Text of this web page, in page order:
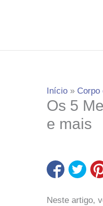
conteúdo
Início Corpo
Os 5
e mais
Neste artigo,